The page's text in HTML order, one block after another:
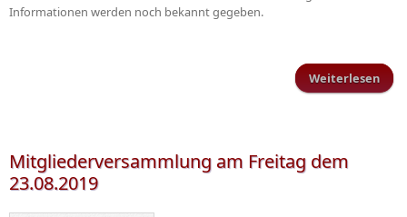
Informationen werden noch bekannt gegeben.
Weiterlesen
Mitgliederversammlung am Freitag dem
23.08.2019